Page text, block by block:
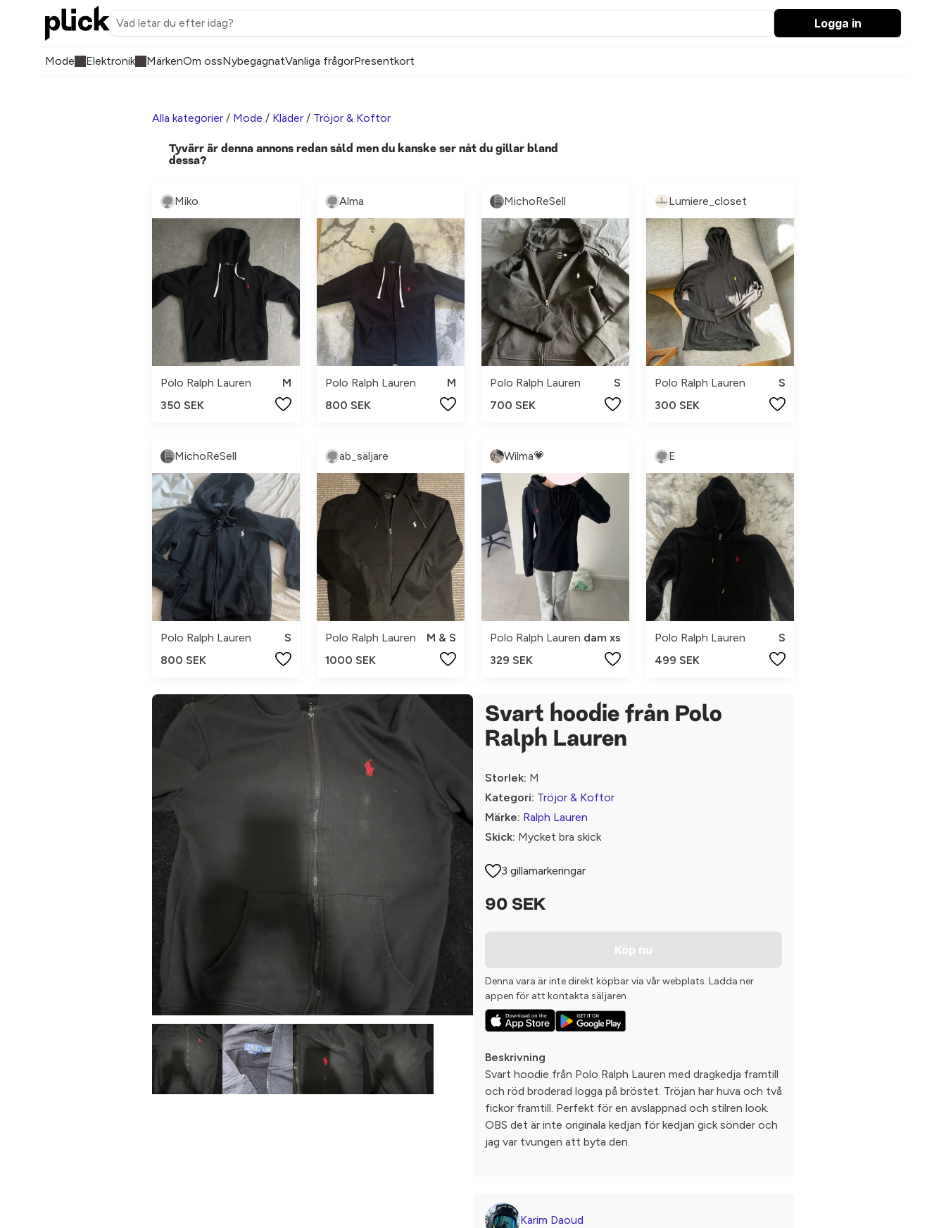
Logga in
Mode Elektronik MärkenOm ossNybegagnatVanliga frågorPresentkort
Alla kategorier / Mode / Kläder / Tröjor & Koftor
Tyvärr är denna annons redan såld men du kanske ser nåt du gillar bland
dessa?
Miko
Polo Ralph Lauren
M
350 SEK
Alma
Polo Ralph Lauren
M
800 SEK
MichoReSell
Polo Ralph Lauren
S
700 SEK
Lumiere_closet
Polo Ralph Lauren
S
300 SEK
MichoReSell
Polo Ralph Lauren
S
800 SEK
ab_säljare
Polo Ralph Lauren
M & S
1000 SEK
Wilma💗
Polo Ralph Lauren dam xs
329 SEK
E
Polo Ralph Lauren
S
499 SEK
Svart hoodie från Polo
Ralph Lauren
Storlek: M
Kategori: Tröjor & Koftor
Märke: Ralph Lauren
Skick: Mycket bra skick
3 gillamarkeringar
90 SEK
Köp nu
Denna vara är inte direkt köpbar via vår webplats. Ladda ner
appen för att kontakta säljaren
Beskrivning
Svart hoodie från Polo Ralph Lauren med dragkedja framtill
och röd broderad logga på bröstet. Tröjan har huva och två
fickor framtill. Perfekt för en avslappnad och stilren look.
OBS det är inte originala kedjan för kedjan gick sönder och
jag var tvungen att byta den.
Karim Daoud